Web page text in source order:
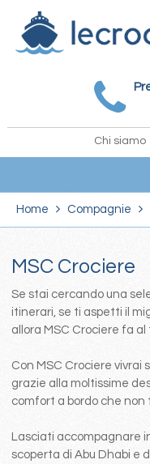
Chi siamo
Home Compagnie
MSC Crociere
Se stai cercando una
itinerari, se ti aspetti il
allora MSC Crociere fa al
Con MSC Crociere vivrai
grazie alla moltissime
comfort a bordo che non
Lasciati accompagnare
scoperta di Abu Dhabi e